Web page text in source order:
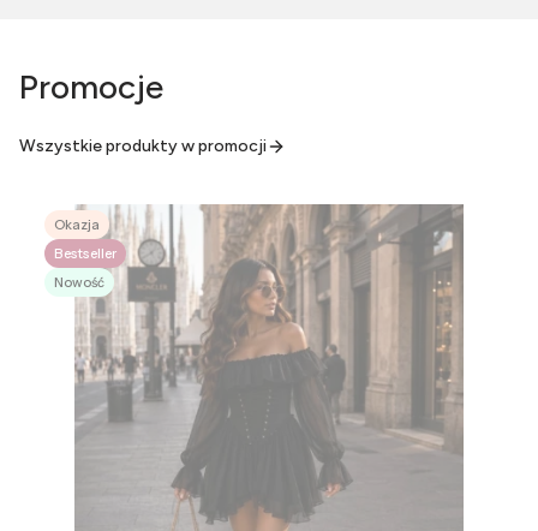
Promocje
Wszystkie produkty w promocji
Okazja
Bestseller
Nowość